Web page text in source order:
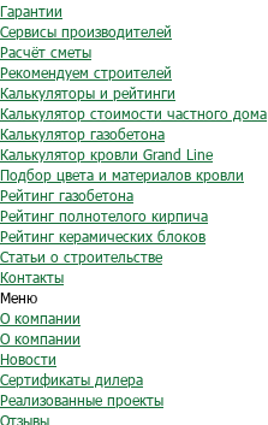
Гарантии
Сервисы производителей
Расчёт сметы
Рекомендуем строителей
Калькуляторы и рейтинги
Калькулятор стоимости частного дома
Калькулятор газобетона
Калькулятор кровли Grand Line
Подбор цвета и материалов кровли
Рейтинг газобетона
Рейтинг полнотелого кирпича
Рейтинг керамических блоков
Статьи о строительстве
Контакты
Меню
О компании
О компании
Новости
Сертификаты дилера
Реализованные проекты
Отзывы